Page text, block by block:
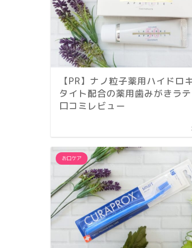
【PR】ナノ粒子薬用ハイドロ
タイト配合の薬用歯みがきラ
口コミレビュー
お口ケア